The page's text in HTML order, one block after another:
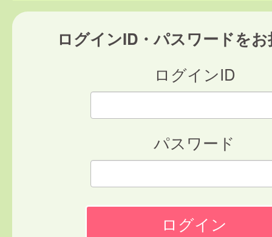
ログインID・パスワードを
ログインID
パスワード